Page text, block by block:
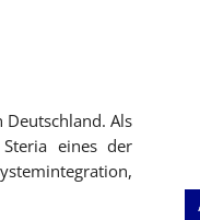
Als
eines der